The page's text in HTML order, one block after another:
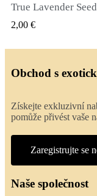
True Lavender
2,00 €
Obchod s
Získejte exkluzivní
pomůže přivést vaše
Zaregistrujte se
Naše společnost